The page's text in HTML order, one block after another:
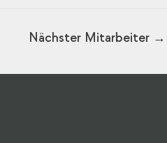
Nächster Mitarbeiter →